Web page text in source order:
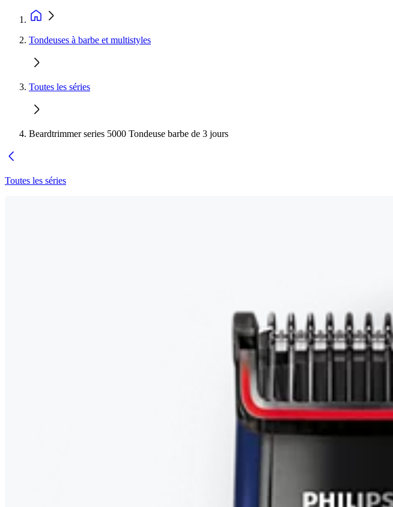
Tondeuses à barbe et multistyles
Toutes les séries
Beardtrimmer series 5000 Tondeuse barbe de 3 jours
Toutes les séries